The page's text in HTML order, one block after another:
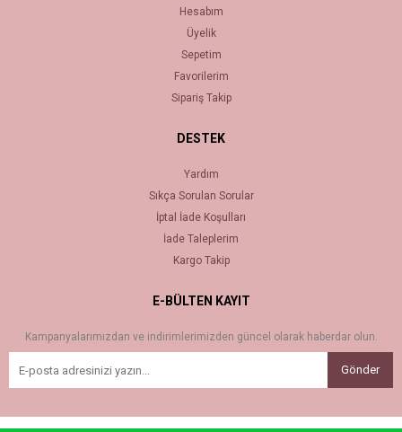
Hesabım
Üyelik
Sepetim
Favorilerim
Sipariş Takip
DESTEK
Yardım
Sıkça Sorulan Sorular
İptal İade Koşulları
İade Taleplerim
Kargo Takip
E-BÜLTEN KAYIT
Kampanyalarımızdan ve indirimlerimizden güncel olarak haberdar olun.
Gönder